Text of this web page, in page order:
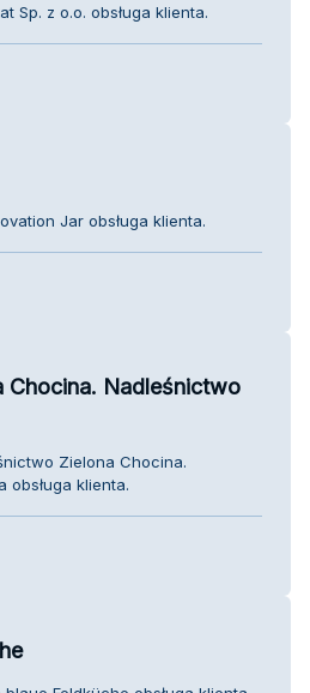
Sp. z o.o. obsługa klienta.
Jar obsługa klienta.
Chocina. Nadleśnictwo
Zielona Chocina.
obsługa klienta.